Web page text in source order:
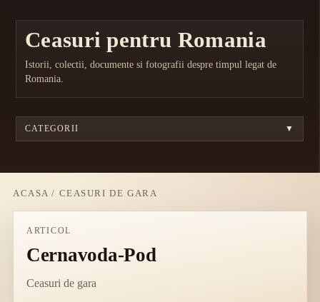
Ceasuri pentru Romania
Istorii, colectii, documente si fotografii despre timpul legat de
Romania.
CATEGORII ▼
ACASA / CEASURI DE GARA
ARTICOL
Cernavoda-Pod
Ceasuri de gara